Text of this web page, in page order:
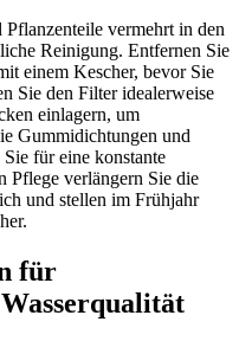
vermehrt in den
Reinigung. Entfernen Sie
einem Kescher, bevor Sie
Sie den Filter idealerweise
einlagern, um
Gummidichtungen und
für eine konstante
Pflege verlängern Sie die
und stellen im Frühjahr
für